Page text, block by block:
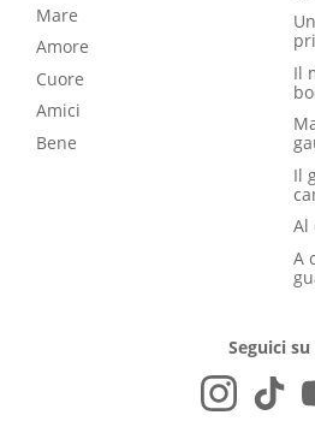
Mare
Amore
Cuore
Amici
Bene
Il
Il
Al
A
Seguici su